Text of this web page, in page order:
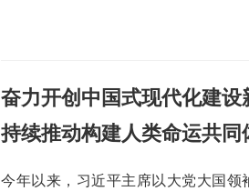
奋力开创中国式现代化建
持续推动构建人类命运共
今年以来，习近平主席以大党大国